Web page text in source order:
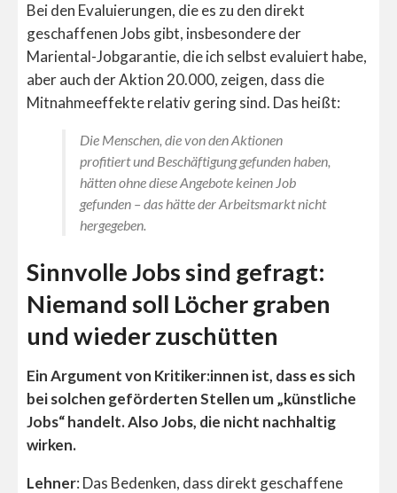
Bei den Evaluierungen, die es zu den direkt
geschaffenen Jobs gibt, insbesondere der
Mariental-Jobgarantie, die ich selbst evaluiert habe,
aber auch der Aktion 20.000, zeigen, dass die
Mitnahmeeffekte relativ gering sind. Das heißt:
Die Menschen, die von den Aktionen
profitiert und Beschäftigung gefunden haben,
hätten ohne diese Angebote keinen Job
gefunden – das hätte der Arbeitsmarkt nicht
hergegeben.
Sinnvolle Jobs sind gefragt:
Niemand soll Löcher graben
und wieder zuschütten
Ein Argument von Kritiker:innen ist, dass es sich
bei solchen geförderten Stellen um „künstliche
Jobs“ handelt. Also Jobs, die nicht nachhaltig
wirken.
Lehner: Das Bedenken, dass direkt geschaffene